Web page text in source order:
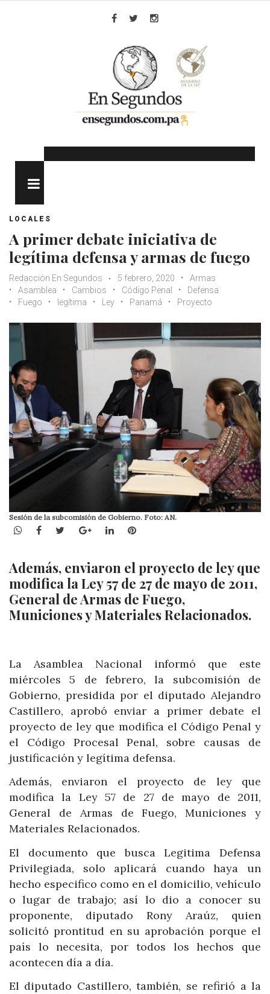
LOCALES
A primer debate iniciativa de
legítima defensa y armas de fuego
Redacción En Segundos 5 febrero, 2020
Armas
Asamblea
Cambios Código Penal
Defensa
Fuego
legítima Ley Panamá Proyecto
Sesión de la subcomisión de Gobierno. Foto: AN.
WhatsApp
Facebook
TwitterGoogle+LinkedInPinterest
Además, enviaron el proyecto de ley que
modifica la Ley 57 de 27 de mayo de 2011,
General de Armas de Fuego,
Municiones y Materiales Relacionados.
La Asamblea Nacional informó que este
miércoles 5 de febrero, la subcomisión de
Gobierno, presidida por el diputado Alejandro
Castillero, aprobó enviar a primer debate el
proyecto de ley que modifica el Código Penal y
el Código Procesal Penal, sobre causas de
justificación y legítima defensa.
Además, enviaron el proyecto de ley que
modifica la Ley 57 de 27 de mayo de 2011,
General de Armas de Fuego, Municiones y
Materiales Relacionados.
El documento que busca Legitima Defensa
Privilegiada, solo aplicará cuando haya un
hecho especifico como en el domicilio, vehículo
o lugar de trabajo; así lo dio a conocer su
proponente, diputado Rony Araúz, quien
solicitó prontitud en su aprobación porque el
país lo necesita, por todos los hechos que
acontecen día a día.
El diputado Castillero, también, se refirió a la